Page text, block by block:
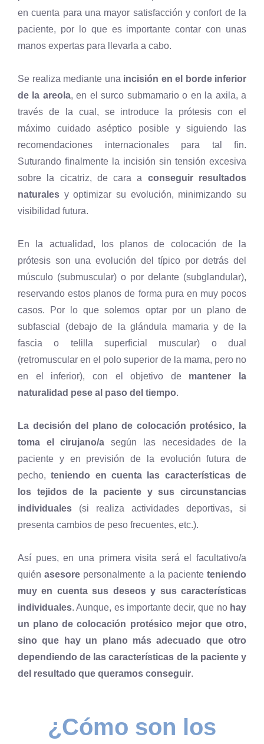
en cuenta para una mayor satisfacción y confort de la
paciente, por lo que es importante contar con unas
manos expertas para llevarla a cabo.
Se realiza mediante una incisión en el borde inferior
de la areola, en el surco submamario o en la axila, a
través de la cual, se introduce la prótesis con el
máximo cuidado aséptico posible y siguiendo las
recomendaciones internacionales para tal fin.
Suturando finalmente la incisión sin tensión excesiva
sobre la cicatriz, de cara a conseguir resultados
naturales y optimizar su evolución, minimizando su
visibilidad futura.
En la actualidad, los planos de colocación de la
prótesis son una evolución del típico por detrás del
músculo (submuscular) o por delante (subglandular),
reservando estos planos de forma pura en muy pocos
casos. Por lo que solemos optar por un plano de
subfascial (debajo de la glándula mamaria y de la
fascia o telilla superficial muscular) o dual
(retromuscular en el polo superior de la mama, pero no
en el inferior), con el objetivo de mantener la
naturalidad pese al paso del tiempo.
La decisión del plano de colocación protésico, la
toma el cirujano/a según las necesidades de la
paciente y en previsión de la evolución futura de
pecho,teniendo en cuenta las características de
los tejidos de la paciente y sus circunstancias
individuales (si realiza actividades deportivas, si
presenta cambios de peso frecuentes, etc.).
Así pues, en una primera visita será el facultativo/a
quiénasesore personalmente a la pacienteteniendo
muy en cuenta sus deseos y sus características
individuales. Aunque, es importante decir, que no hay
un plano de colocación protésico mejor que otro,
sino que hay un plano más adecuado que otro
dependiendo de las características de la paciente y
del resultado que queramos conseguir.
¿Cómo son los